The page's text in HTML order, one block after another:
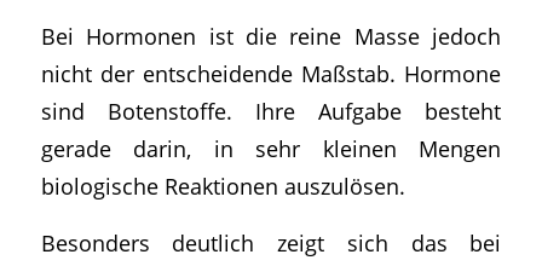
Bei Hormonen ist die reine Masse jedoch
nicht der entscheidende Maßstab. Hormone
sind Botenstoffe. Ihre Aufgabe besteht
gerade darin, in sehr kleinen Mengen
biologische Reaktionen auszulösen.
Besonders deutlich zeigt sich das bei